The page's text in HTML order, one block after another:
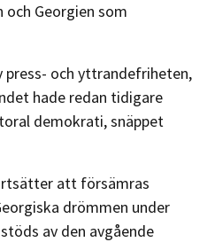
Georgien som
press- och yttrandefriheten,
hade redan tidigare
demokrati, snäppet
att försämras
drömmen under
av den avgående